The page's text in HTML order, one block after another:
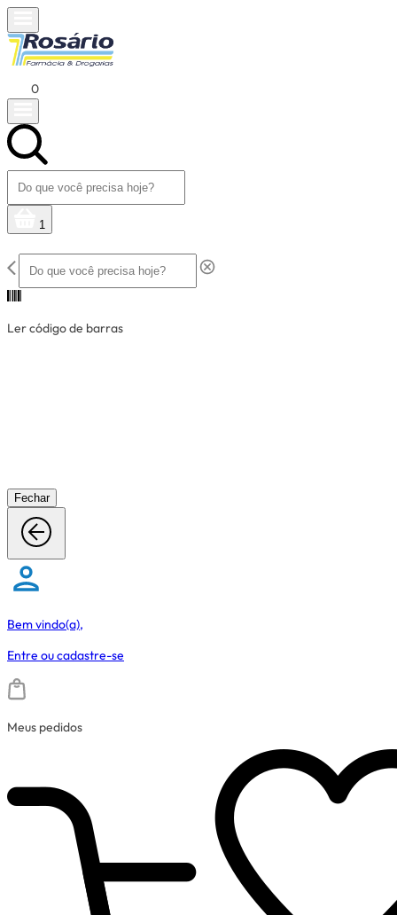
0
1
Ler código de barras
Fechar
Bem vindo(a),
Entre oucadastre-se
Meus pedidos